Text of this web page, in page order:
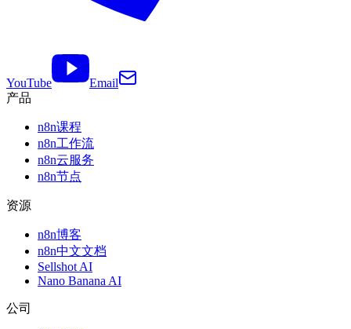
YouTube
Email
产品
n8n课程
n8n工作流
n8n云服务
n8n节点
资源
n8n博客
n8n中文文档
Sellshot AI
Nano Banana AI
公司